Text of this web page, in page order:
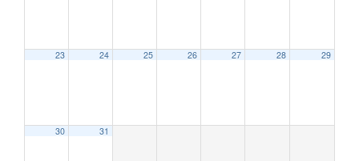
23 24 25 26 27 28 29
30 31